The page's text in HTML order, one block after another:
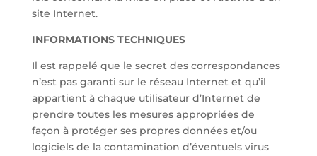
site Internet.
INFORMATIONS TECHNIQUES
Il est rappelé que le secret des correspondances
n’est pas garanti sur le réseau Internet et qu’il
appartient à chaque utilisateur d’Internet de
prendre toutes les mesures appropriées de
façon à protéger ses propres données et/ou
logiciels de la contamination d’éventuels virus